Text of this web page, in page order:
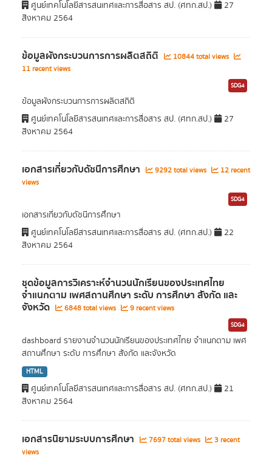
ศูนย์เทคโนโลยีสารสนเทศและการสื่อสาร สป. (ศทก.สป.)
27
สิงหาคม 2564
ข้อมูลผังกระบวนการการผลิตสถิติ
10844 total views
11 recent views
SDG4
ข้อมูลผังกระบวนการการผลิตสถิติ
ศูนย์เทคโนโลยีสารสนเทศและการสื่อสาร สป. (ศทก.สป.)
27
สิงหาคม 2564
เอกสารเกี่ยวกับดัชนีการศึกษา 9292 total views
12 recent
views
SDG4
เอกสารเกี่ยวกับดัชนีการศึกษา
ศูนย์เทคโนโลยีสารสนเทศและการสื่อสาร สป. (ศทก.สป.)
22
สิงหาคม 2564
ชุดข้อมูลการวิเคราะห์จำนวนนักเรียนของประเทศไทย
จำแนกตาม เพศสถานศึกษา ระดับ การศึกษา สังกัด และ
จังหวัด 6848 total views 9 recent views
SDG4
dashboard รายงานจำนวนนักเรียนของประเทศไทย จำแนกตาม เพศ
สถานศึกษา ระดับ การศึกษา สังกัด และจังหวัด
HTML
ศูนย์เทคโนโลยีสารสนเทศและการสื่อสาร สป. (ศทก.สป.)
21
สิงหาคม 2564
เอกสารนิยามระบบการศึกษา 7697 total views
3 recent
views